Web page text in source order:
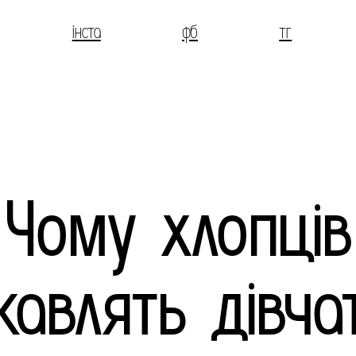
інста фб тг
Чому хлопців